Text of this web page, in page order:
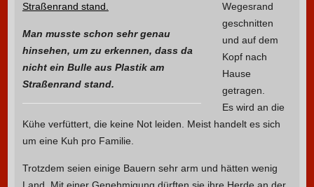
Man musste schon sehr genau
hinsehen, um zu erkennen, dass da
nicht ein Bulle aus Plastik am
Straßenrand stand.
Wegesrand
geschnitten
und auf dem
Kopf nach
Hause
getragen.
Es wird an die
Kühe verfüttert, die keine Not leiden. Meist handelt es sich
um eine Kuh pro Familie.
Trotzdem seien einige Bauern sehr arm und hätten wenig